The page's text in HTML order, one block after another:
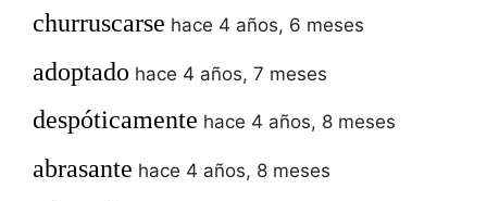
churruscarse hace 4 años, 6 meses
adoptado hace 4 años, 7 meses
despóticamente hace 4 años, 8 meses
abrasante hace 4 años, 8 meses